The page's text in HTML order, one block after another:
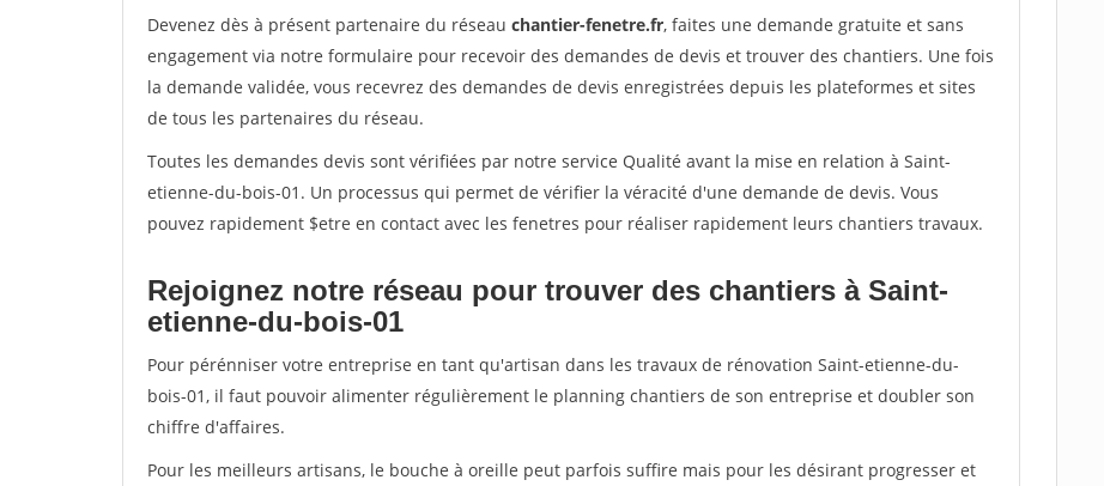
Devenez dès à présent partenaire du réseau chantier-fenetre.fr, faites une demande gratuite et sans
engagement via notre formulaire pour recevoir des demandes de devis et trouver des chantiers. Une fois
la demande validée, vous recevrez des demandes de devis enregistrées depuis les plateformes et sites
de tous les partenaires du réseau.
Toutes les demandes devis sont vérifiées par notre service Qualité avant la mise en relation à Saint-
etienne-du-bois-01. Un processus qui permet de vérifier la véracité d'une demande de devis. Vous
pouvez rapidement $etre en contact avec les fenetres pour réaliser rapidement leurs chantiers travaux.
Rejoignez notre réseau pour trouver des chantiers à Saint-
etienne-du-bois-01
Pour pérénniser votre entreprise en tant qu'artisan dans les travaux de rénovation Saint-etienne-du-
bois-01, il faut pouvoir alimenter régulièrement le planning chantiers de son entreprise et doubler son
chiffre d'affaires.
Pour les meilleurs artisans, le bouche à oreille peut parfois suffire mais pour les désirant progresser et